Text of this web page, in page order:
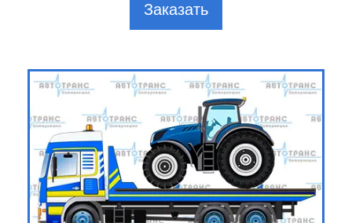
Заказать